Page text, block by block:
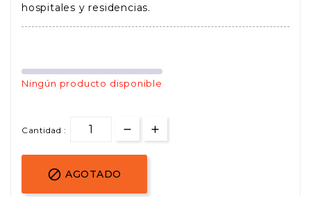
hospitales y residencias.
Ningún producto disponible
Cantidad :
 AGOTADO